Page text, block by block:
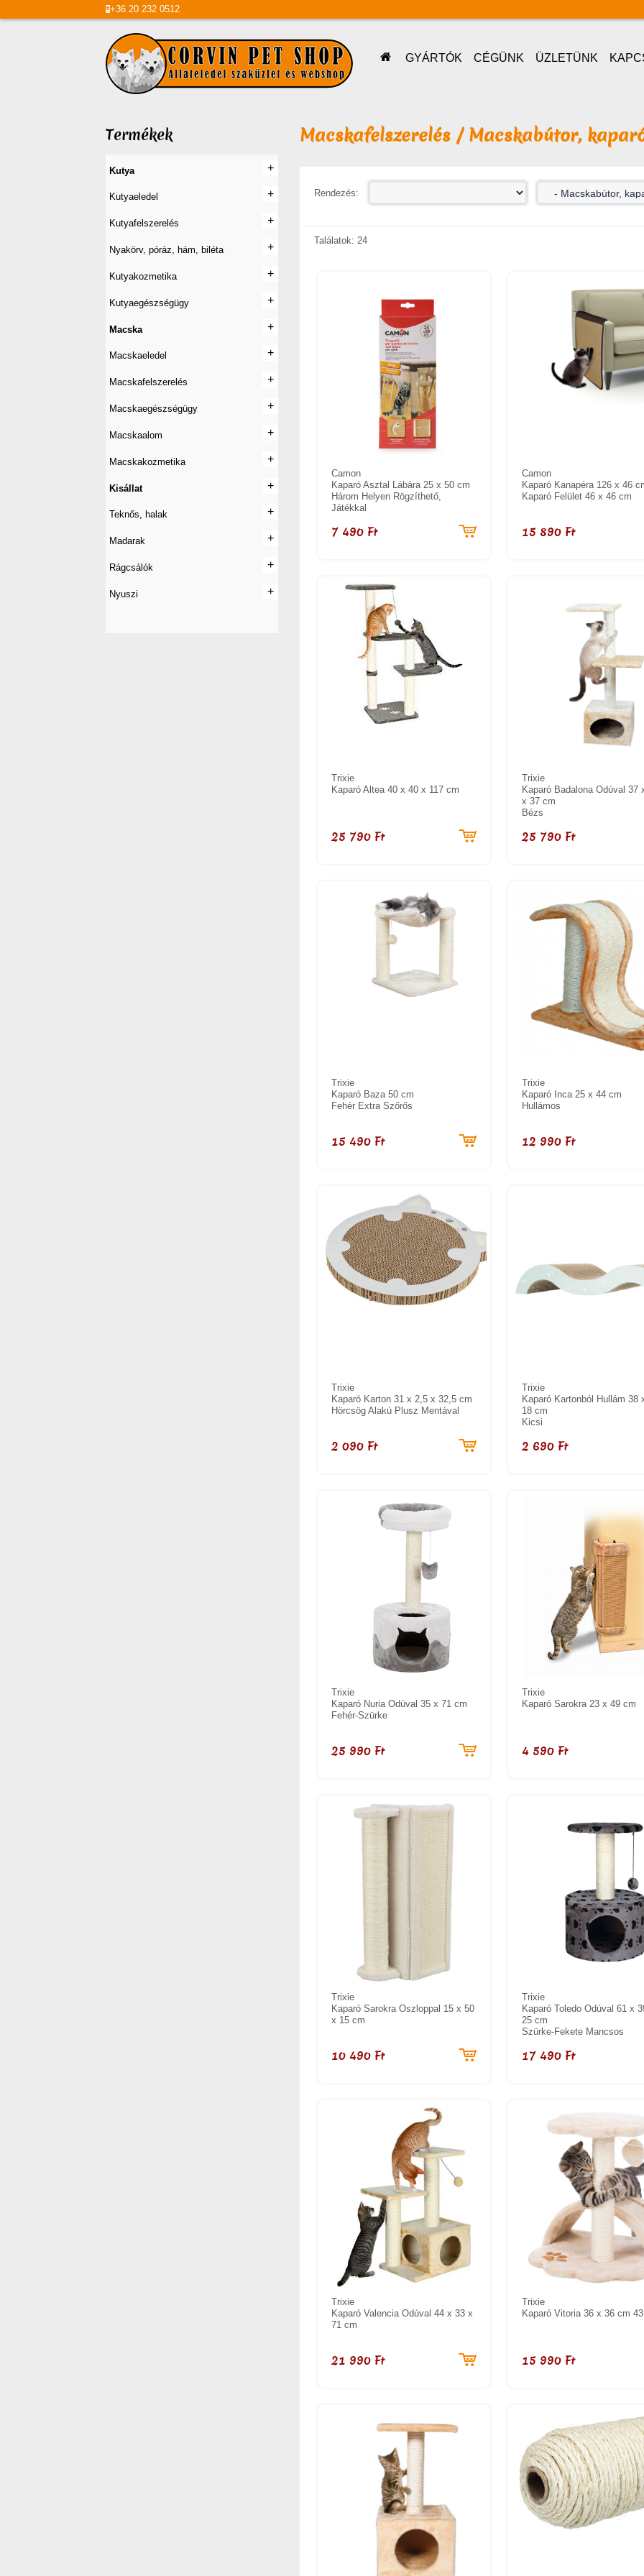
+36 20 232 0512
GYÁRTÓK CÉGÜNK ÜZLETÜNK
Macskafelszerelés / Macskabútor,
Rendezés:
Találatok: 24
Camon
Kaparó Asztal Lábára 25 x 50 cm
Három Helyen Rögzíthető,
Játékkal
7 490 Ft
Camon
Kaparó Kanapéra 126 x 46
Kaparó Felület 46 x 46 cm
15 890 Ft
Trixie
Kaparó Altea 40 x 40 x 117 cm
25 790 Ft
Trixie
Kaparó Badalona Odúval 37
x 37 cm
Bézs
25 790 Ft
Trixie
Kaparó Baza 50 cm
Fehér Extra Szőrős
15 490 Ft
Trixie
Kaparó Inca 25 x 44 cm
Hullámos
12 990 Ft
Trixie
Kaparó Karton 31 x 2,5 x 32,5 cm
Hörcsög Alakú Plusz Mentával
2 090 Ft
Trixie
Kaparó Kartonból Hullám 38
18 cm
Kicsi
2 690 Ft
Trixie
Kaparó Nuria Odúval 35 x 71 cm
Fehér-Szürke
25 990 Ft
Trixie
Kaparó Sarokra 23 x 49 cm
4 590 Ft
Trixie
Kaparó Sarokra Oszloppal 15 x 50
x 15 cm
10 490 Ft
Trixie
Kaparó Toledo Odúval 61 x
25 cm
Szürke-Fekete Mancsos
17 490 Ft
Trixie
Kaparó Valencia Odúval 44 x 33 x
71 cm
21 990 Ft
Trixie
Kaparó Vitoria 36 x 36 cm
15 990 Ft
Termékek
Kutya +
+
Kutyaeledel +
+
Kutyafelszerelés +
+
Nyakörv, póráz, hám, biléta +
+
Kutyakozmetika +
+
Kutyaegészségügy +
+
Macska +
+
Macskaeledel +
+
Macskafelszerelés +
+
Macskaegészségügy +
+
Macskaalom +
+
Macskakozmetika +
+
Kisállat +
+
Teknős, halak +
+
Madarak +
+
Rágcsálók +
+
Nyuszi +
+